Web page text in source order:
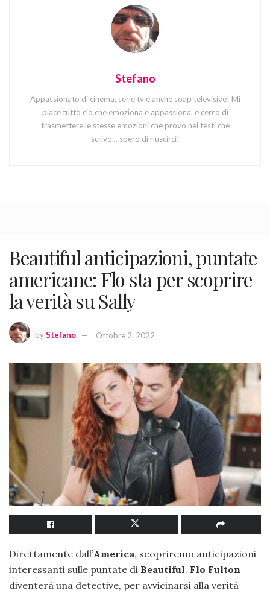
Stefano
Appassionato di cinema, serie tv e anche soap televisive! Mi
piace tutto ciò che emoziona e appassiona, e cerco di
trasmettere le stesse emozioni che provo nei testi che
scrivo... spero di riuscirci!
Beautiful anticipazioni, puntate
americane: Flo sta per scoprire
la verità su Sally
byStefano Ottobre 2, 2022
Direttamente dall’America, scopriremo anticipazioni
interessanti sulle puntate di Beautiful. Flo Fulton
diventerà una detective, per avvicinarsi alla verità